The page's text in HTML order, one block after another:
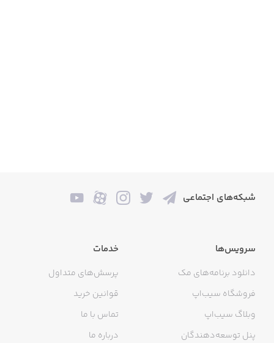
شبکه‌های اجتماعی
سرویس‌ها
دانلود برنامه‌های مک
فروشگاه سیب‌اپ
وبلاگ سیب‌اپ
پنل توسعه‌دهندگان
خدمات
پرسش‌های متداول
قوانین خرید
تماس با ما
درباره ما